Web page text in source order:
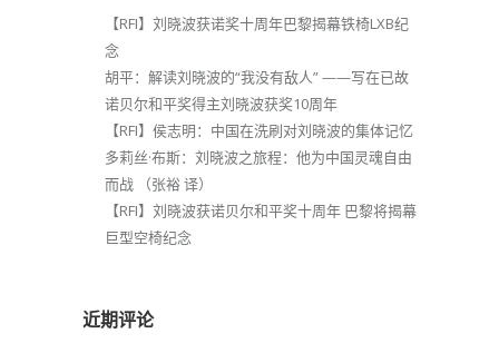
【RFI】刘晓波获诺奖十周年巴黎揭幕铁椅LXB纪
念
胡平：解读刘晓波的“我没有敌人” ——写在已故
诺贝尔和平奖得主刘晓波获奖10周年
【RFI】侯志明：中国在洗刷对刘晓波的集体记忆
多莉丝·布斯：刘晓波之旅程：他为中国灵魂自由
而战 （张裕 译）
【RFI】刘晓波获诺贝尔和平奖十周年 巴黎将揭幕
巨型空椅纪念
近期评论